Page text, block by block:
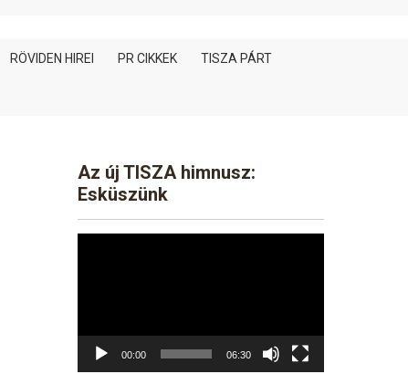
RÖVIDEN HIREI PR CIKKEK TISZA PÁRT
Az új TISZA himnusz:
Esküszünk
00:00 06:30